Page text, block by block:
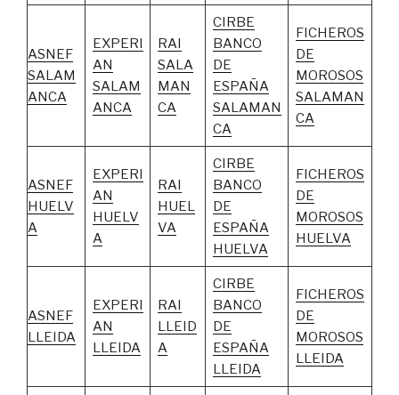
ASNEF
SALAM
ANCA
EXPERI
AN
SALAM
ANCA
RAI
SALA
MAN
CA
CIRBE
BANCO
DE
ESPAÑA
SALAMAN
CA
FICHEROS
DE
MOROSOS
SALAMAN
CA
ASNEF
HUELV
A
EXPERI
AN
HUELV
A
RAI
HUEL
VA
CIRBE
BANCO
DE
ESPAÑA
HUELVA
FICHEROS
DE
MOROSOS
HUELVA
ASNEF
LLEIDA
EXPERI
AN
LLEIDA
RAI
LLEID
A
CIRBE
BANCO
DE
ESPAÑA
LLEIDA
FICHEROS
DE
MOROSOS
LLEIDA